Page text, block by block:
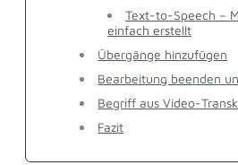
Text-to-Speech –
einfach erstellt
Übergänge hinzufügen
Bearbeitung beenden
Begriff aus Video-
Fazit